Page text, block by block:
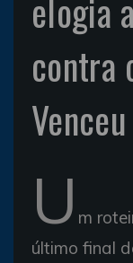
elogia
contra
U m
último final